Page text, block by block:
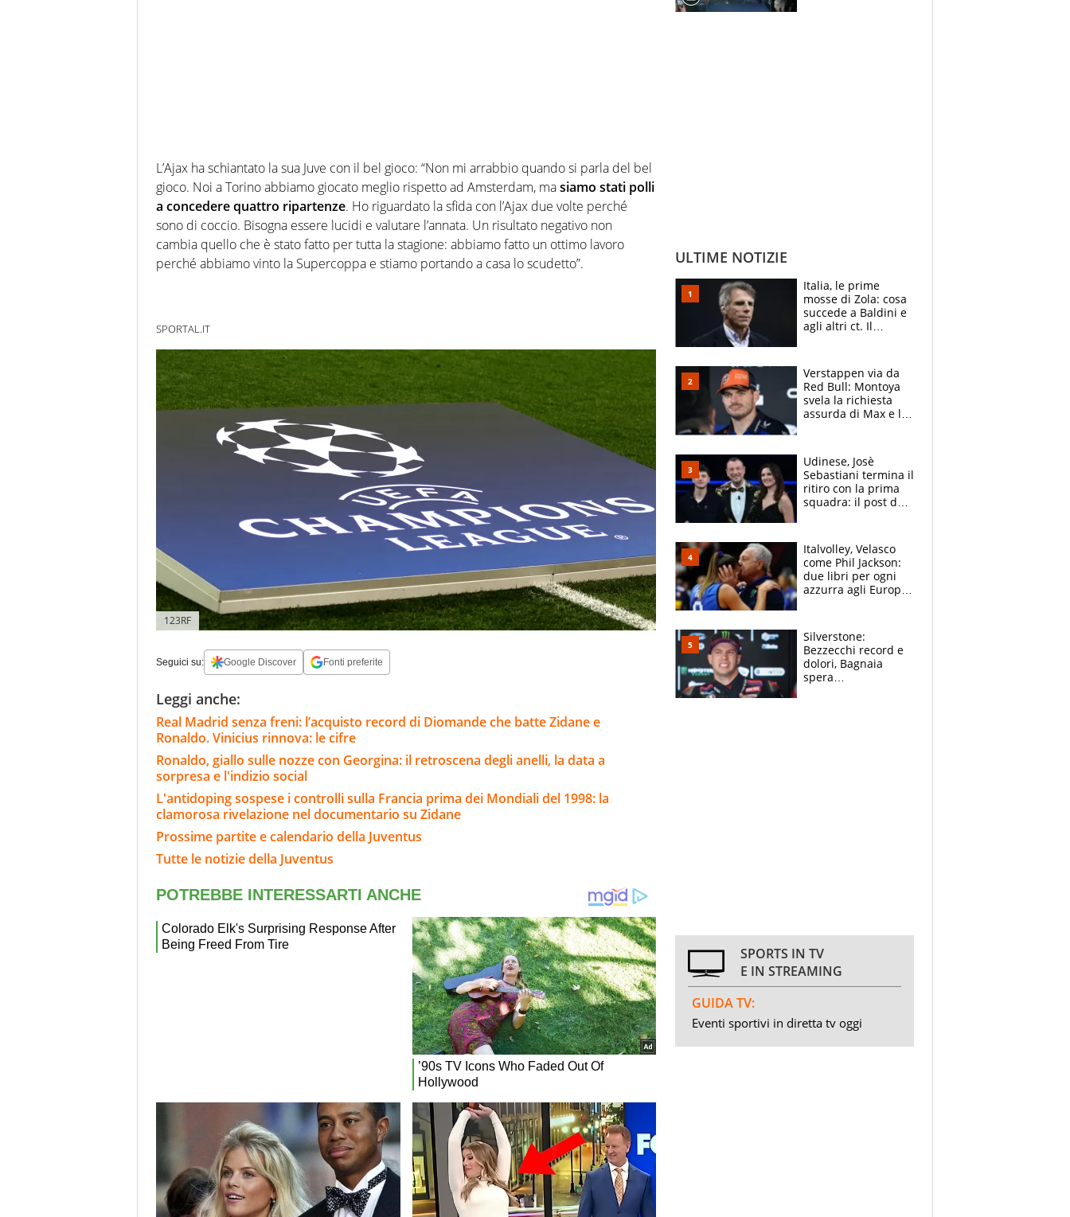
L’Ajax ha schiantato la sua Juve con il bel gioco: “Non mi arrabbio quando si parla del bel
gioco. Noi a Torino abbiamo giocato meglio rispetto ad Amsterdam, masiamo stati polli
a concedere quattro ripartenze. Ho riguardato la sfida con l’Ajax due volte perché
sono di coccio. Bisogna essere lucidi e valutare l’annata. Un risultato negativo non
cambia quello che è stato fatto per tutta la stagione: abbiamo fatto un ottimo lavoro
perché abbiamo vinto la Supercoppa e stiamo portando a casa lo scudetto”.
SPORTAL.IT
123RF
Seguici su: Google Discover Fonti preferite
Leggi anche:
Real Madrid senza freni: l’acquisto record di Diomande che batte Zidane e
Ronaldo. Vinicius rinnova: le cifre
Ronaldo, giallo sulle nozze con Georgina: il retroscena degli anelli, la data a
sorpresa e l'indizio social
L'antidoping sospese i controlli sulla Francia prima dei Mondiali del 1998: la
clamorosa rivelazione nel documentario su Zidane
Prossime partite e calendario della Juventus
Tutte le notizie della Juventus
ULTIME NOTIZIE
Italia, le prime
mosse di Zola: cosa
succede a Baldini e
agli altri ct. Il
azzurri
Verstappen via da
Red Bull: Montoya
svela la richiesta
assurda di Max e lo
McLaren siano
meglio?”
Udinese, Josè
Sebastiani termina il
ritiro con la prima
squadra: il post del
sfondo
Italvolley, Velasco
come Phil Jackson:
due libri per ogni
azzurra agli Europei.
Silverstone:
Bezzecchi record e
dolori, Bagnaia
spera
SPORTS IN TV
E IN STREAMING
GUIDA TV:
Eventi sportivi in diretta tv oggi